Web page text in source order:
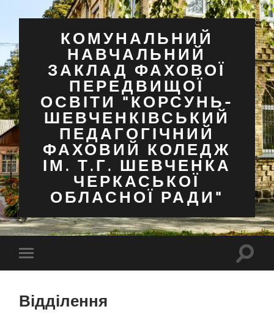
КОМУНАЛЬНИЙ
НАВЧАЛЬНИЙ
ЗАКЛАД ФАХОВОЇ
ПЕРЕДВИЩОЇ
ОСВІТИ "КОРСУНЬ-
ШЕВЧЕНКІВСЬКИЙ
ПЕДАГОГІЧНИЙ
ФАХОВИЙ КОЛЕДЖ
ІМ. Т.Г. ШЕВЧЕНКА
ЧЕРКАСЬКОЇ
ОБЛАСНОЇ РАДИ"
Перемкнути
мобільне
Відділення